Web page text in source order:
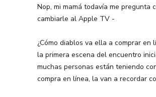
Nop, mi mamá todavía me pregunta
cambiarle al Apple TV -
¿Cómo diablos va ella a comprar en
la primera escena del encuentro
muchas personas están teniendo
compra en línea, la van a recordar